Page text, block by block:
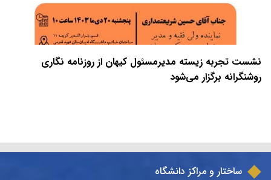
نشست تجربه زیسته مدیرمسئول کیهان از روزنامه نگاری
روشنگرانه برگزار می‌شود
ساختار و مراکز دانشگاه